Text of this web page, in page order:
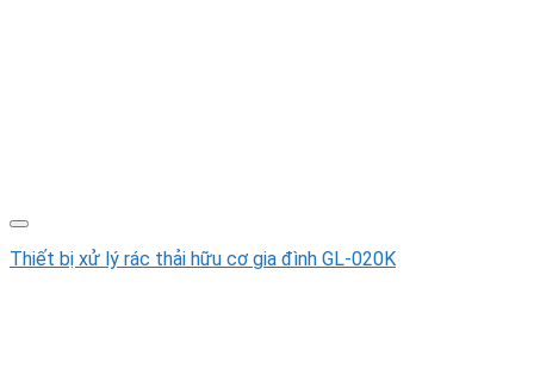
Thiết bị xử lý rác thải hữu cơ gia đình GL-020K